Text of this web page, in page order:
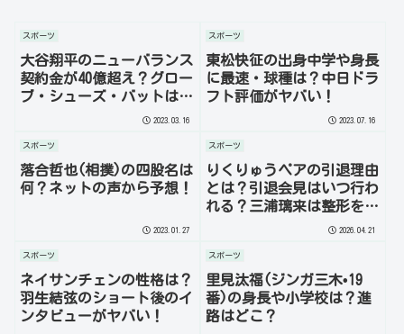
スポーツ
大谷翔平のニューバランス
契約金が40億超え？グロー
ブ・シューズ・バットはこ
2023.03.16
スポーツ
東松快征の出身中学や身長
に最速・球種は？中日ドラ
フト評価がヤバい！
2023.07.16
スポーツ
落合哲也(相撲)の四股名は
何？ネットの声から予想！
2023.01.27
スポーツ
りくりゅうペアの引退理由
とは？引退会見はいつ行わ
れる？三浦璃来は整形をし
ている？を徹底調査！2026.04.21
スポーツ
ネイサンチェンの性格は？
羽生結弦のショート後のイ
ンタビューがヤバい！
スポーツ
里見汰福(ジンガ三木•19
番)の身長や小学校は？進
路はどこ？